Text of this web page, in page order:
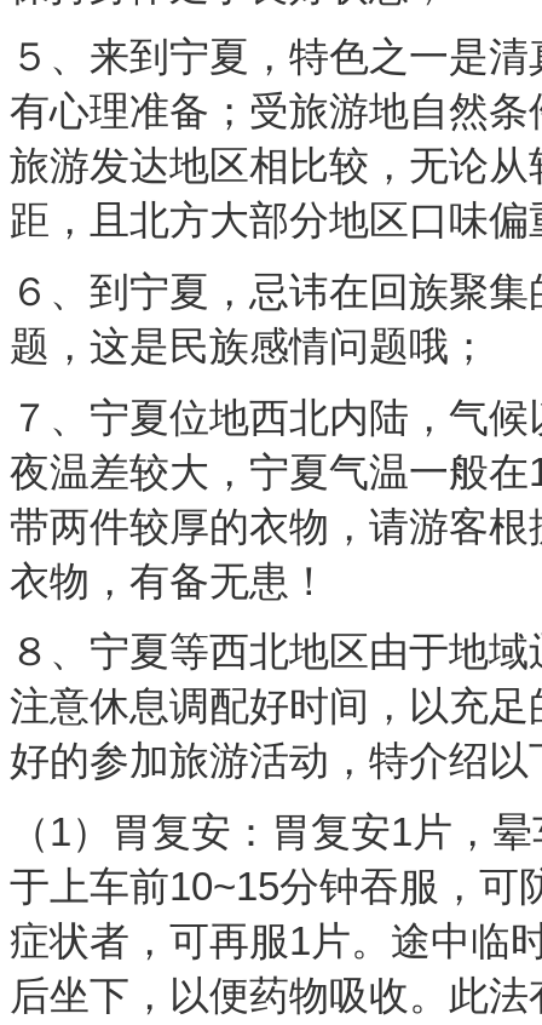
５、来到宁夏，特色之一是
有心理准备；受旅游地自然
旅游发达地区相比较，无论
距，且北方大部分地区口
６、到宁夏，忌讳在回族聚
题，这是民族感情问题哦
７、宁夏位地西北内陆，气
夜温差较大，宁夏气温一般
带两件较厚的衣物，请游客
衣物，有备无患！
８、宁夏等西北地区由于地
注意休息调配好时间，以充
好的参加旅游活动，特介
（1）胃复安：胃复安1片，
于上车前10~15分钟吞服，可
症状者，可再服1片。途中临
后坐下，以便药物吸收。此